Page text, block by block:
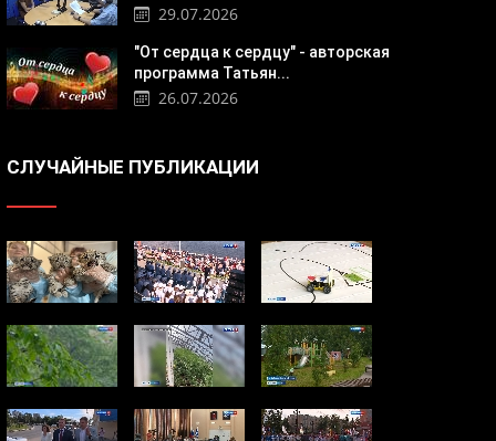
29.07.2026
"От сердца к сердцу" - авторская
программа Татьян...
26.07.2026
СЛУЧАЙНЫЕ ПУБЛИКАЦИИ